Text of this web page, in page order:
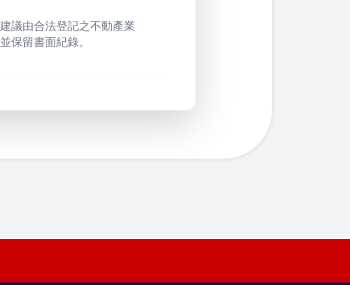
議由合法登記之不動產業
保留書面紀錄。